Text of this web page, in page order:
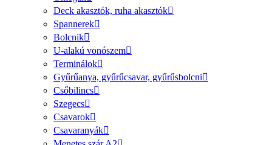
Deck akasztók, ruha akasztók
Spannerek
Bolcnik
U-alakú vonószem
Terminálok
Gyűrűanya, gyűrűcsavar, gyűrűsbolcni
Csőbilincs
Szegecs
Csavarok
Csavaranyák